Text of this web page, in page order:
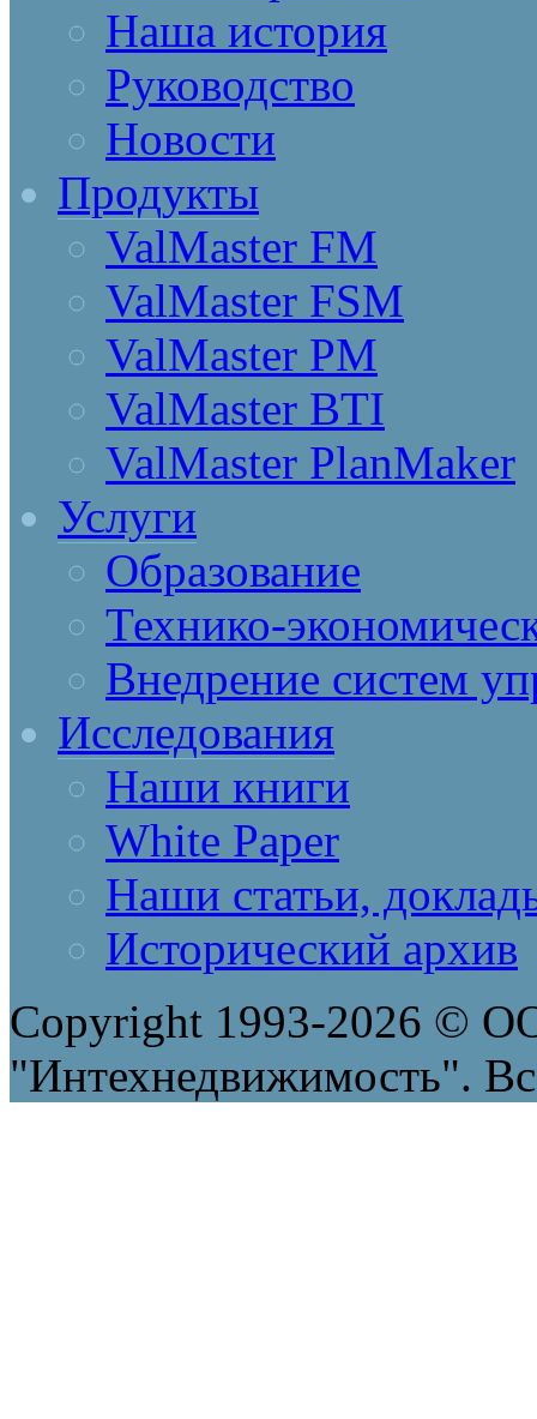
Наша история
Руководство
Новости
Продукты
ValMaster FM
ValMaster FSM
ValMaster PM
ValMaster BTI
ValMaster PlanMaker
Услуги
Образование
Технико-
Внедрение систем
Исследования
Наши книги
White Paper
Наши статьи,
Исторический архив
Copyright 1993-2026 ©
"Интехнедвижимость".